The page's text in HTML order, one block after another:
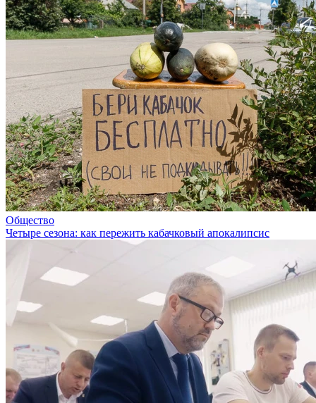
Общество
Четыре сезона: как пережить кабачковый апокалипсис